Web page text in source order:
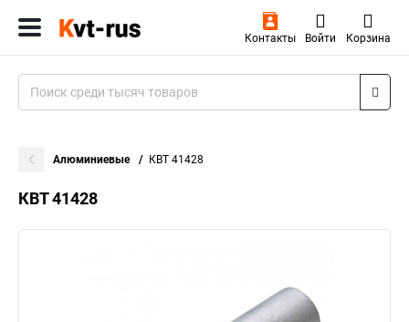
Контакты Войти Корзина
Алюминиевые КВТ 41428
КВТ 41428